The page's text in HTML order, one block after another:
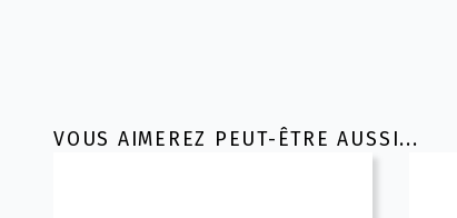
VOUS AIMEREZ PEUT-ÊTRE AUSSI...